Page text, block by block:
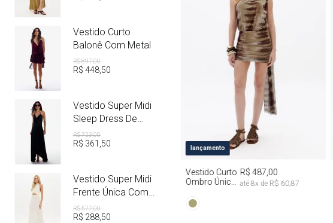
Vestido Curto
Balonê Com Metal
R$897,00
R$ 448, 50
Vestido Super Midi
Sleep Dress De
Cetim Com Metal
R$723,00
R$ 361 50
Vestido Super Midi
Frente Única Com
Linho
R$577,00
R$ 288, 50
lançamento P M
Vestido Curto
Ombro Único
Dye
R$ 487,00
até 8x de R$ 60,87